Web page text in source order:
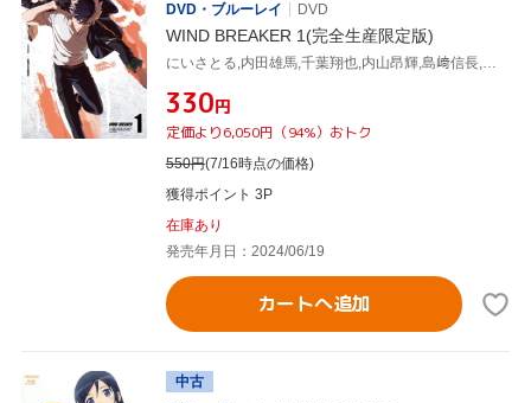
DVD・ブルーレイ
DVD
WIND BREAKER 1(完全生産限定版)
にいさとる,内田雄馬,千葉翔也,内山昂輝,島﨑信長,中村悠一,川上大志,高橋諒
¥330円
定価より6,050円（94%）おトク
550円(7/16時点の価格)
獲得ポイント 3P
在庫あり
発売年月日：2024/06/19
カートへ追加
中古